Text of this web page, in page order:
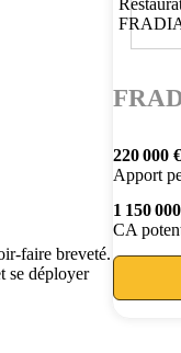
faire breveté.
se déployer
220 000 €
Apport
1 150
CA